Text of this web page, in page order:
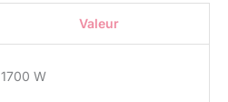
mélangeur dispose de 18
fonctions de cuisson.
Valeur
1700 W